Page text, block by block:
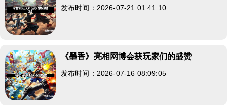
发布时间：2026-07-21 01:41:10
《墨香》亮相网博会获玩家们的盛赞
发布时间：2026-07-16 08:09:05